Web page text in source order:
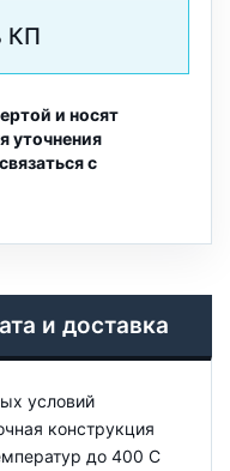
КП
и носят
уточнения
с
и доставка
условий
конструкция
до 400 С